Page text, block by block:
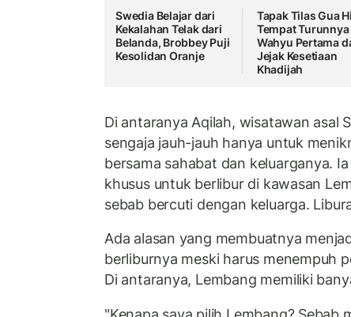
Swedia Belajar dari
Kekalahan Telak dari
Belanda, Brobbey Puji
Kesolidan Oranje
Tapak Tilas Gua
Tempat Turunnya
Wahyu Pertama
Jejak Kesetiaan
Khadijah
Di antaranya Aqilah, wisatawan asal
sengaja jauh-jauh hanya untuk
bersama sahabat dan keluarganya.
khusus untuk berlibur di kawasan
sebab bercuti dengan keluarga.
Ada alasan yang membuatnya
berliburnya meski harus menempuh
Di antaranya, Lembang memiliki